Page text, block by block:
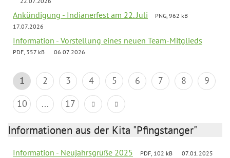
Ankündigung - Indianerfest am 22. Juli
PNG, 962 kB
17.07.2026
Information - Vorstellung eines neuen Team-Mitglieds
PDF, 357 kB 06.07.2026
1 2 3 4 5 6 7 8
9
10
... 17
Informationen aus der Kita "Pfingstanger"
Information - Neujahrsgrüße 2025 PDF, 102 kB 07.01.2025